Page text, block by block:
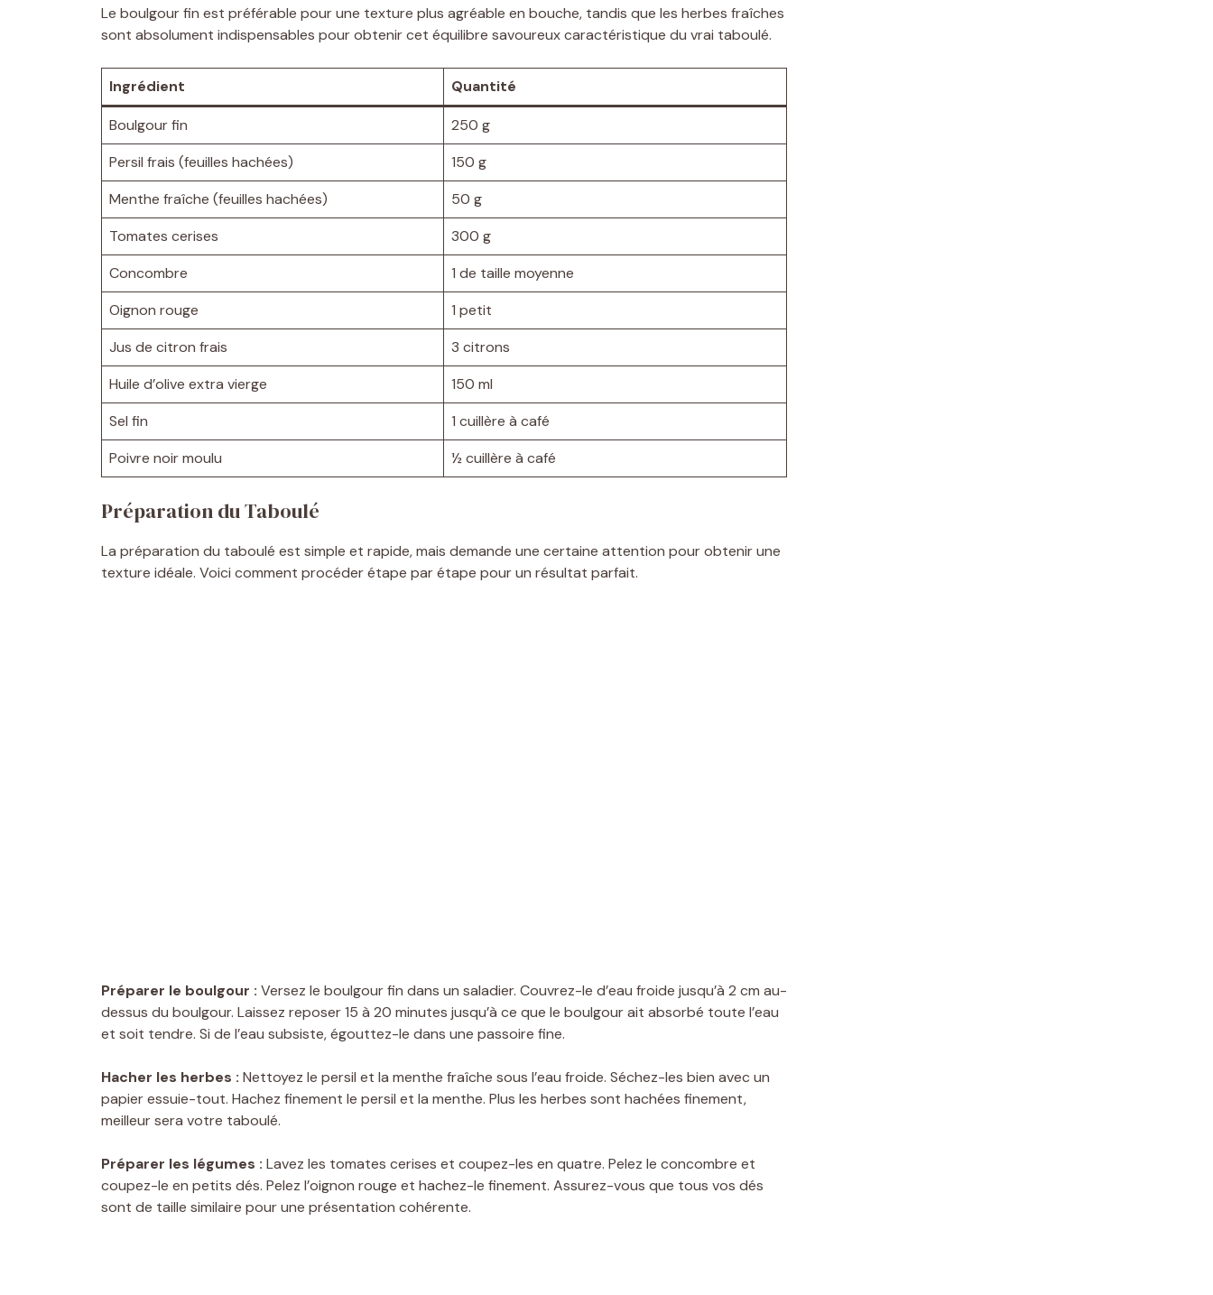
Le boulgour fin est préférable pour une texture plus agréable en bouche, tandis que les herbes fraîches
sont absolument indispensables pour obtenir cet équilibre savoureux caractéristique du vrai taboulé.
Ingrédient Quantité
Boulgour fin
250 g
Persil frais (feuilles hachées)
150 g
Menthe fraîche (feuilles hachées)
50 g
Tomates cerises
300 g
Concombre
1 de taille moyenne
Oignon rouge
1 petit
Jus de citron frais
3 citrons
Huile d’olive extra vierge
150 ml
Sel fin
1 cuillère à café
Poivre noir moulu
½ cuillère à café
Préparation du Taboulé
La préparation du taboulé est simple et rapide, mais demande une certaine attention pour obtenir une
texture idéale. Voici comment procéder étape par étape pour un résultat parfait.
Préparer le boulgour : Versez le boulgour fin dans un saladier. Couvrez-le d’eau froide jusqu’à 2 cm au-
dessus du boulgour. Laissez reposer 15 à 20 minutes jusqu’à ce que le boulgour ait absorbé toute l’eau
et soit tendre. Si de l’eau subsiste, égouttez-le dans une passoire fine.
Hacher les herbes : Nettoyez le persil et la menthe fraîche sous l’eau froide. Séchez-les bien avec un
papier essuie-tout. Hachez finement le persil et la menthe. Plus les herbes sont hachées finement,
meilleur sera votre taboulé.
Préparer les légumes : Lavez les tomates cerises et coupez-les en quatre. Pelez le concombre et
coupez-le en petits dés. Pelez l’oignon rouge et hachez-le finement. Assurez-vous que tous vos dés
sont de taille similaire pour une présentation cohérente.